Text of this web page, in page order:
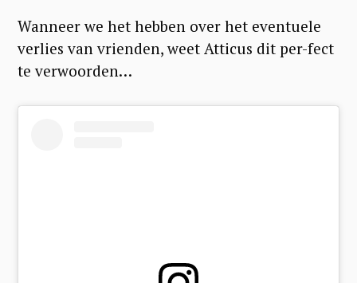
Wanneer we het hebben over het eventuele
verlies van vrienden, weet Atticus dit per-fect
te verwoorden…
S